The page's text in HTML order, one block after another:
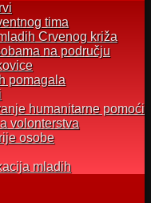
tima
Crvenog križa
na području
pomagala
humanitarne pomoći
volonterstva
osobe
mladih